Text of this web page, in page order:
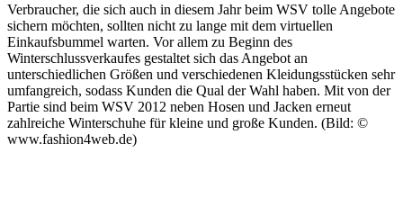
Verbraucher, die sich auch in diesem Jahr beim WSV tolle Angebote
sichern möchten, sollten nicht zu lange mit dem virtuellen
Einkaufsbummel warten. Vor allem zu Beginn des
Winterschlussverkaufes gestaltet sich das Angebot an
unterschiedlichen Größen und verschiedenen Kleidungsstücken sehr
umfangreich, sodass Kunden die Qual der Wahl haben. Mit von der
Partie sind beim WSV 2012 neben Hosen und Jacken erneut
zahlreiche Winterschuhe für kleine und große Kunden. (Bild: ©
www.fashion4web.de)